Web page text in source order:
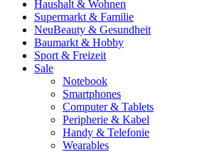
Haushalt & Wohnen
Supermarkt & Familie
NeuBeauty & Gesundheit
Baumarkt & Hobby
Sport & Freizeit
Sale
Notebook
Smartphones
Computer & Tablets
Peripherie & Kabel
Handy & Telefonie
Wearables